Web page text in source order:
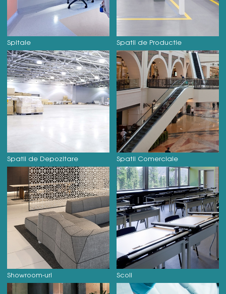
Spitale Spatii de Productie
Spatii de Depozitare Spatii Comerciale
Showroom-uri Scoli